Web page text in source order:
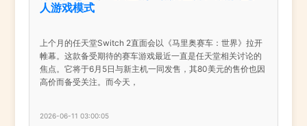
人游戏模式
上个月的任天堂Switch 2直面会以《马里奥赛车：世界》拉开
帷幕。这款备受期待的赛车游戏最近一直是任天堂相关讨论的
焦点。它将于6月5日与新主机一同发售，其80美元的售价也因
高价而备受关注。而今天，
2026-06-11 03:00:05